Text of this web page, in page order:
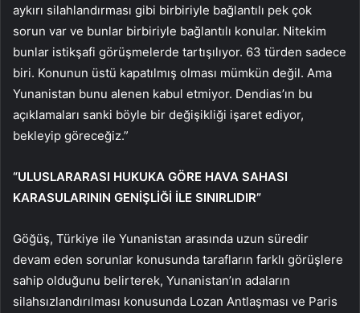
aykırı silahlandırması gibi birbiriyle bağlantılı pek çok
sorun var ve bunlar birbiriyle bağlantılı konular. Nitekim
bunlar istikşafi görüşmelerde tartışılıyor. 63 türden sadece
biri. Konunun üstü kapatılmış olması mümkün değil. Ama
Yunanistan bunu alenen kabul etmiyor. Dendias’ın bu
açıklamaları sanki böyle bir değişikliği işaret ediyor,
bekleyip göreceğiz.”
“ULUSLARARASI HUKUKA GÖRE HAVA SAHASI
KARASULARININ GENİŞLİĞİ İLE SINIRLIDIR”
Göğüş, Türkiye ile Yunanistan arasında uzun süredir
devam eden sorunlar konusunda tarafların farklı görüşlere
sahip olduğunu belirterek, Yunanistan’ın adaların
silahsızlandırılması konusunda Lozan Antlaşması ve Paris